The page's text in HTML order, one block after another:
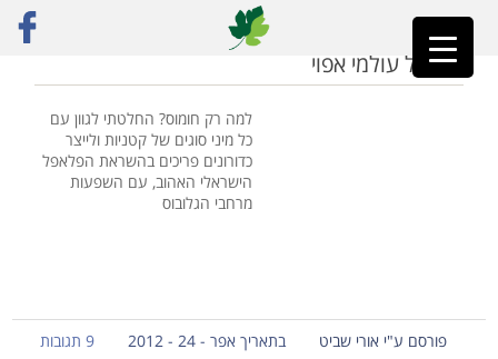
ראשי»פיתות
פלאפל עולמי אפוי
למה רק חומוס? החלטתי לגוון עם
כל מיני סוגים של קטניות ולייצר
כדורונים פריכים בהשראת הפלאפל
הישראלי האהוב, עם השפעות
מרחבי הגלובוס
פורסם ע"י אורי שביט בתאריך אפר - 24 - 2012
9 תגובות